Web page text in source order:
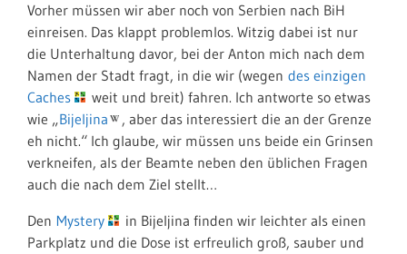
Vorher müssen wir aber noch von Serbien nach BiH
einreisen. Das klappt problemlos. Witzig dabei ist nur
die Unterhaltung davor, bei der Anton mich nach dem
Namen der Stadt fragt, in die wir (wegen des einzigen
Caches
weit und breit) fahren. Ich antworte so etwas
wie „Bijeljina
, aber das interessiert die an der Grenze
eh nicht.“ Ich glaube, wir müssen uns beide ein Grinsen
verkneifen, als der Beamte neben den üblichen Fragen
auch die nach dem Ziel stellt…
Den Mystery
in Bijeljina finden wir leichter als einen
Parkplatz und die Dose ist erfreulich groß, sauber und